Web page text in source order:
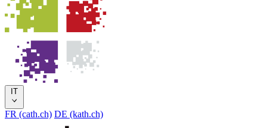
IT
FR (cath.ch) DE (kath.ch)